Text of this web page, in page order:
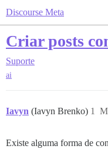
Discourse Meta
Criar posts
Suporte
ai
Iavyn (Iavyn Brenko) 1
Existe alguma forma de